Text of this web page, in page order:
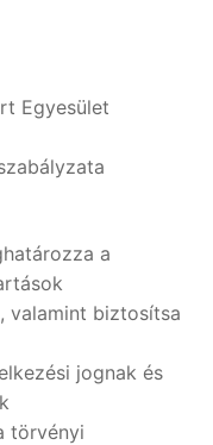
Egyesület
a
valamint biztosítsa
jognak és
törvényi